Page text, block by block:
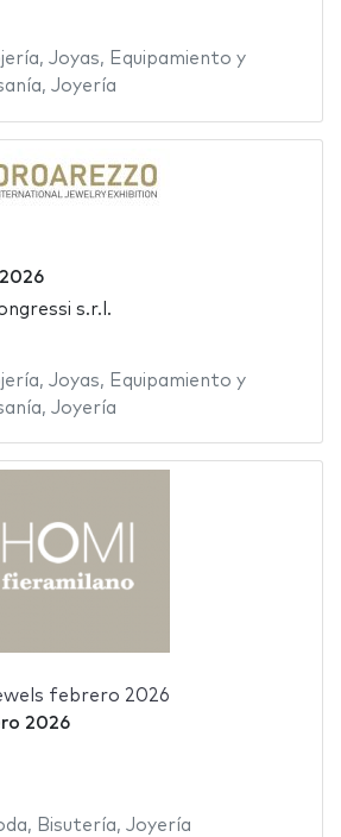
, Joyas, Equipamiento y
, Joyería
s.r.l.
, Joyas, Equipamiento y
, Joyería
febrero 2026
2026
, Bisutería, Joyería